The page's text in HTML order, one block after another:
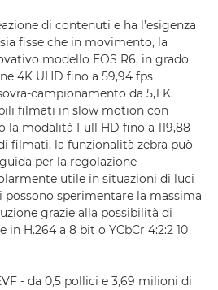
di contenuti e ha l’esigenza
fisse che in movimento, la
modello EOS R6, in grado
4K UHD fino a 59,94 fps
campionamento da 5,1 K.
filmati in slow motion con
la modalità Full HD fino a 119,88
filmati, la funzionalità zebra può
per la regolazione
utile in situazioni di luci
possono sperimentare la massima
grazie alla possibilità di
H.264 a 8 bit o YCbCr 4:2:2 10
- da 0,5 pollici e 3,69 milioni di